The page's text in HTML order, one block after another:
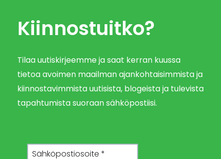
Kiinnostuitko?
Tilaa uutiskirjeemme ja saat kerran kuussa
tietoa avoimen maailman ajankohtaisimmista ja
kiinnostavimmista uutisista, blogeista ja tulevista
tapahtumista suoraan sähköpostiisi.